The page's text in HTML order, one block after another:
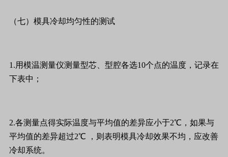
（七）模具冷却均匀性的测试
1.用模温测量仪测量型芯、型腔各选10个点的温度，记录在
下表中；
2.各测量点得实际温度与平均值的差异应小于2℃，如果与
平均值的差异超过2℃ ，则表明模具冷却效果不均，应改善
冷却系统。